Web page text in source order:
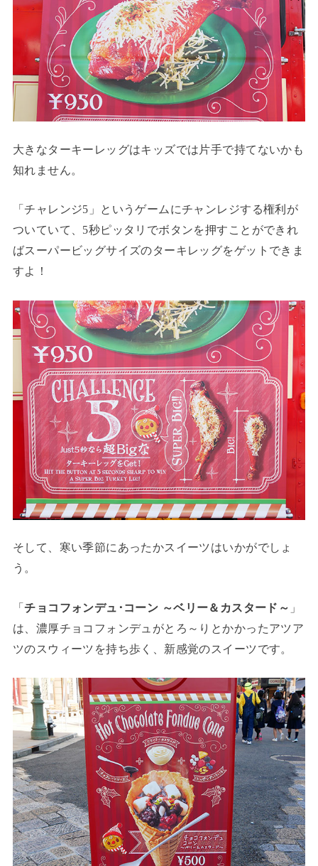
大きなターキーレッグはキッズでは片手で持てないかも
知れません。
「チャレンジ5」というゲームにチャンレジする権利が
ついていて、5秒ピッタリでボタンを押すことができれ
ばスーパービッグサイズのターキレッグをゲットできま
すよ！
そして、寒い季節にあったかスイーツはいかがでしょ
う。
「チョコフォンデュ･コーン ～ベリー＆カスタード～ 」
は、濃厚チョコフォンデュがとろ～りとかかったアツア
ツのスウィーツを持ち歩く、新感覚のスイーツです。